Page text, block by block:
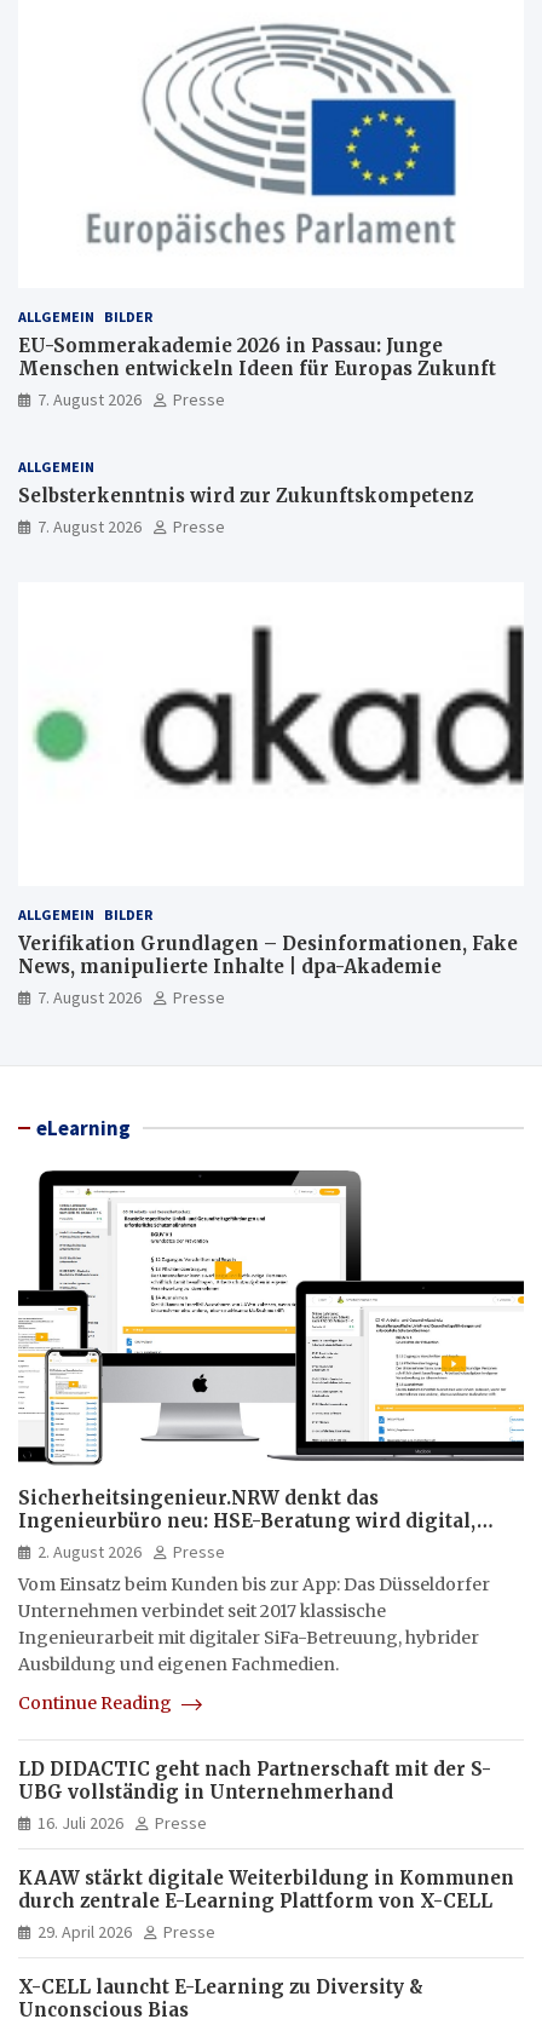
ALLGEMEIN BILDER
EU-Sommerakademie 2026 in Passau: Junge
Menschen entwickeln Ideen für Europas Zukunft
7. August 2026 Presse
ALLGEMEIN
Selbsterkenntnis wird zur Zukunftskompetenz
7. August 2026 Presse
ALLGEMEIN BILDER
Verifikation Grundlagen – Desinformationen, Fake
News, manipulierte Inhalte | dpa-Akademie
7. August 2026 Presse
eLearning
Sicherheitsingenieur.NRW denkt das
Ingenieurbüro neu: HSE-Beratung wird digital,
hybrid und multimedial
2. August 2026
Presse
Vom Einsatz beim Kunden bis zur App: Das Düsseldorfer
Unternehmen verbindet seit 2017 klassische
Ingenieurarbeit mit digitaler SiFa-Betreuung, hybrider
Ausbildung und eigenen Fachmedien.
Continue Reading
LD DIDACTIC geht nach Partnerschaft mit der S-
UBG vollständig in Unternehmerhand
16. Juli 2026 Presse
KAAW stärkt digitale Weiterbildung in Kommunen
durch zentrale E-Learning Plattform von X-CELL
29. April 2026 Presse
X-CELL launcht E-Learning zu Diversity &
Unconscious Bias